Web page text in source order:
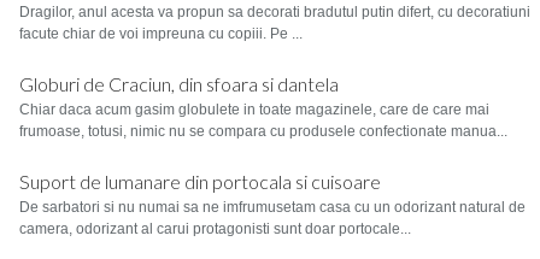
Dragilor, anul acesta va propun sa decorati bradutul putin difert, cu decoratiuni
facute chiar de voi impreuna cu copiii. Pe ...
Globuri de Craciun, din sfoara si dantela
Chiar daca acum gasim globulete in toate magazinele, care de care mai
frumoase, totusi, nimic nu se compara cu produsele confectionate manua...
Suport de lumanare din portocala si cuisoare
De sarbatori si nu numai sa ne imfrumusetam casa cu un odorizant natural de
camera, odorizant al carui protagonisti sunt doar portocale...